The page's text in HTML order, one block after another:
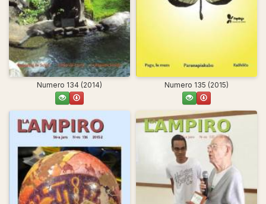
Numero 134 (2014) Numero 135 (2015)